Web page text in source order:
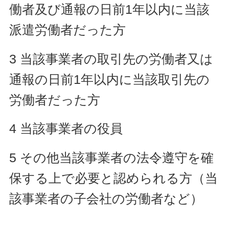
働者及び通報の日前1年以内に当該
派遣労働者だった方
3 当該事業者の取引先の労働者又は
通報の日前1年以内に当該取引先の
労働者だった方
4 当該事業者の役員
5 その他当該事業者の法令遵守を確
保する上で必要と認められる方（当
該事業者の子会社の労働者など）